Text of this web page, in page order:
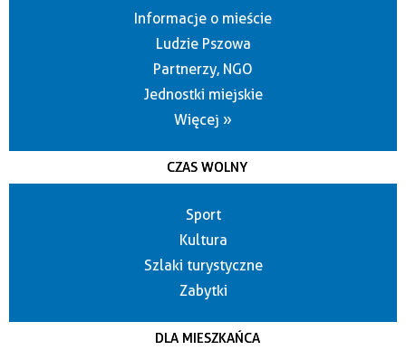
Informacje o mieście
Ludzie Pszowa
Partnerzy, NGO
Jednostki miejskie
Więcej »
CZAS WOLNY
Sport
Kultura
Szlaki turystyczne
Zabytki
DLA MIESZKAŃCA